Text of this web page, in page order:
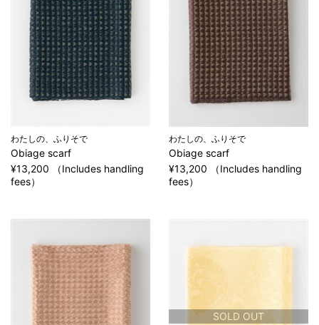
わたしの、ふりそで
Obiage scarf
¥13,200 （Includes handling
fees）
わたしの、ふりそで
Obiage scarf
¥13,200 （Includes handling
fees）
SOLD OUT